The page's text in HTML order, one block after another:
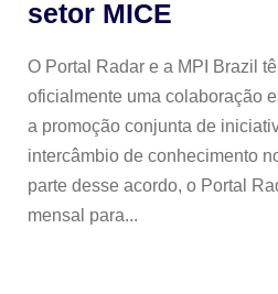
setor MICE
O Portal Radar e a MPI Brazil
oficialmente uma colaboração
a promoção conjunta de
intercâmbio de conhecimento
parte desse acordo, o Portal
mensal para...